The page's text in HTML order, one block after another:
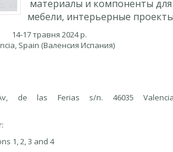
материалы и компоненты для
мебели, интерьерные
14-17 травня 2024 р.
Spain (Валенсия Испания)
de las Ferias s/n. 46035
1, 2, 3 and 4